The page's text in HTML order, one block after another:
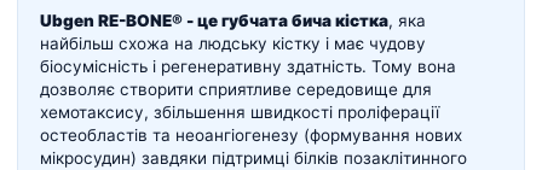
Ubgen RE-BONE® - це губчата бича кістка, яка
найбільш схожа на людську кістку і має чудову
біосумісність і регенеративну здатність. Тому вона
дозволяє створити сприятливе середовище для
хемотаксису, збільшення швидкості проліферації
остеобластів та неоангіогенезу (формування нових
мікросудин) завдяки підтримці білків позаклітинного